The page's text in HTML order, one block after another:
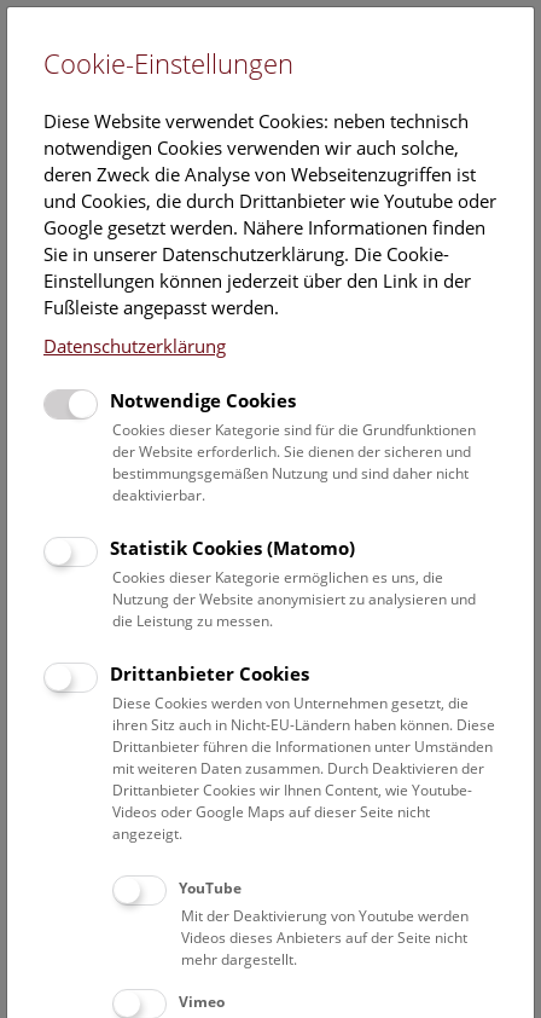
EN
Veranstaltungskalender
Informationen zu Gruppen,- Kindergarten- und
Schulprogrammen finden Siehier
Datumsfilter
24.9.2022
Datum auswählen
Erweiterte Suche
Filter zurücksetzen
24. September 2022
Bisher keine Ergebnisse. Dienstags ist das NHM Wien
in der Regel geschlossen. Ausnahmen finden sie
Eine Nacht im Museum
Cookie-Einstellungen
Diese Website verwendet Cookies: neben technisch
notwendigen Cookies verwenden wir auch solche,
deren Zweck die Analyse von Webseitenzugriffen ist
und Cookies, die durch Drittanbieter wie Youtube oder
Google gesetzt werden. Nähere Informationen finden
Sie in unserer Datenschutzerklärung. Die Cookie-
Einstellungen können jederzeit über den Link in der
Fußleiste angepasst werden.
Datenschutzerklärung
Notwendige Cookies
Cookies dieser Kategorie sind für die Grundfunktionen
der Website erforderlich. Sie dienen der sicheren und
bestimmungsgemäßen Nutzung und sind daher nicht
deaktivierbar.
Statistik Cookies (Matomo)
Cookies dieser Kategorie ermöglichen es uns, die
Nutzung der Website anonymisiert zu analysieren und
die Leistung zu messen.
Drittanbieter Cookies
Diese Cookies werden von Unternehmen gesetzt, die
ihren Sitz auch in Nicht-EU-Ländern haben können. Diese
Drittanbieter führen die Informationen unter Umständen
mit weiteren Daten zusammen. Durch Deaktivieren der
Drittanbieter Cookies wir Ihnen Content, wie Youtube-
Videos oder Google Maps auf dieser Seite nicht
angezeigt.
YouTube
Mit der Deaktivierung von Youtube werden
Videos dieses Anbieters auf der Seite nicht
mehr dargestellt.
Vimeo